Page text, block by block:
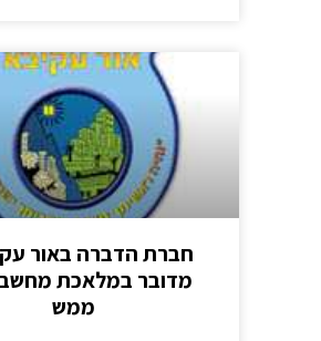
חברת הדברה באור
מדובר במלאכת
ממש